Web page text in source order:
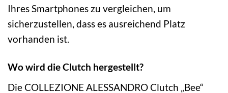
Ihres Smartphones zu vergleichen, um
sicherzustellen, dass es ausreichend Platz
vorhanden ist.
Wo wird die Clutch hergestellt?
Die COLLEZIONE ALESSANDRO Clutch „Bee“